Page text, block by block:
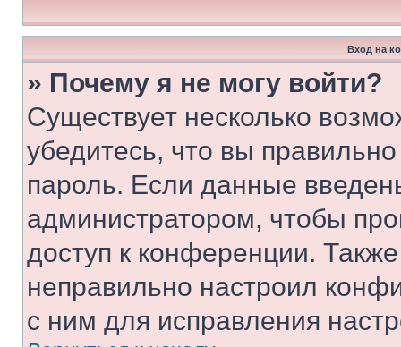
Вход на
» Почему я не могу войти?
Существует несколько
убедитесь, что вы
пароль. Если данные
администратором, чтобы
доступ к конференции.
неправильно настроил
с ним для исправления